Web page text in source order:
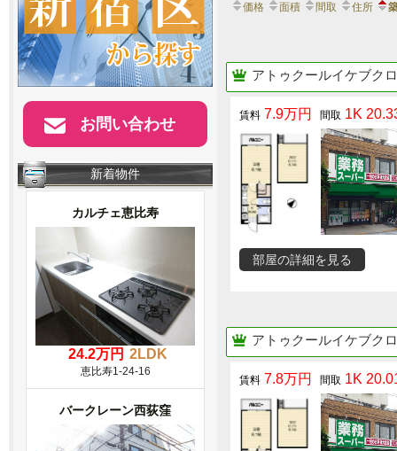
価格 面積 間取 住所
アトゥクールイケブク
7.9万円 1K
部屋の詳細を見る
アトゥクールイケブク
7.8万円 1K
お問い合わせ
新着物件
カルチェ恵比寿
24.2万円 2LDK
恵比寿1-24-16
バークレーン西荻窪